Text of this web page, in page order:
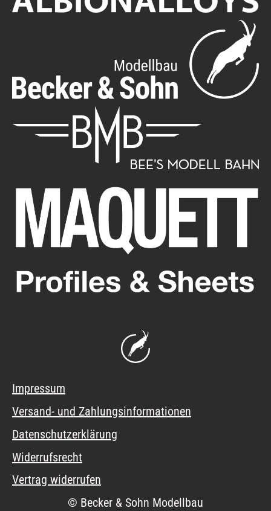
Impressum
Versand- und Zahlungsinformationen
Datenschutzerklärung
Widerrufsrecht
Vertrag widerrufen
© Becker & Sohn Modellbau